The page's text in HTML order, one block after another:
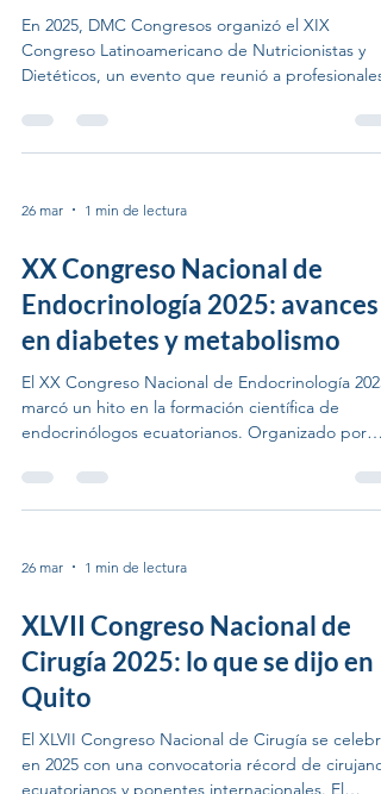
En 2025, DMC Congresos organizó el XIX
Congreso Latinoamericano de Nutricionistas y
Dietéticos, un evento que reunió a profesionales
congreso abordó los desafíos de la malnutrición
en sus dos extremos: desnutrición infantil y
congreso 2025 Microbioma intestinal y su impacto
nutricional durante la quimioterap
26 mar 1 min de lectura
XX Congreso Nacional de
Endocrinología 2025: avances
en diabetes y metabolismo
El XX Congreso Nacional de Endocrinología 2025
marcó un hito en la formación científica de
endocrinólogos ecuatorianos. Organizado por
Ecuatoriana de Endocrinología, el evento atrajo a
especialistas de todo el país y ponentes de
principales Nuevos agentes antidiabéticos:
Tiroides y embaraz
26 mar 1 min de lectura
XLVII Congreso Nacional de
Cirugía 2025: lo que se dijo en
Quito
El XLVII Congreso Nacional de Cirugía se celebró
en 2025 con una convocatoria récord de cirujanos
ecuatorianos y ponentes internacionales. El